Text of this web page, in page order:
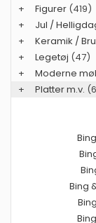
+
Figurer (419)
+
Jul /
+
Keramik /
+
Legetøj (47)
+
Moderne
+
Platter m.v.
Bing